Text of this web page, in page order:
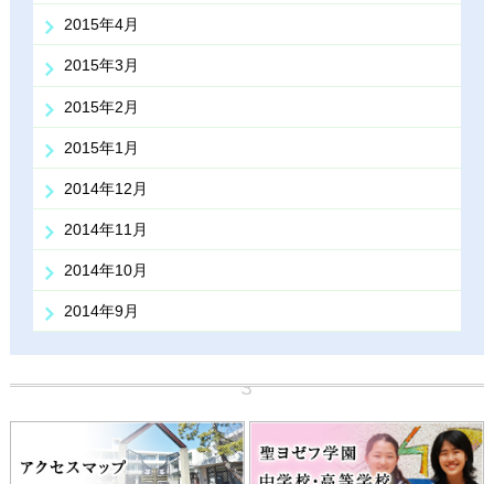
2015年4月
2015年3月
2015年2月
2015年1月
2014年12月
2014年11月
2014年10月
2014年9月